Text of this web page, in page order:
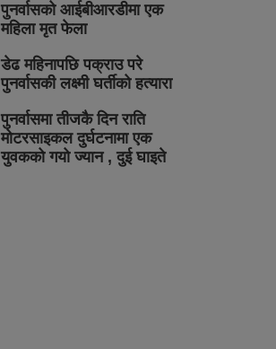
पुनर्वासको आईबीआरडीमा एक
महिला मृत फेला
डेढ महिनापछि पक्राउ परे
पुनर्वासकी लक्ष्मी घर्तीको हत्यारा
पुनर्वासमा तीजकै दिन राति
मोटरसाइकल दुर्घटनामा एक
युवकको गयो ज्यान , दुई घाइते